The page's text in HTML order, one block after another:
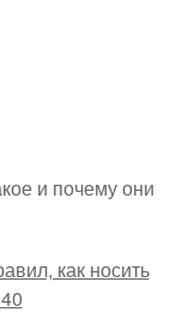
и почему они